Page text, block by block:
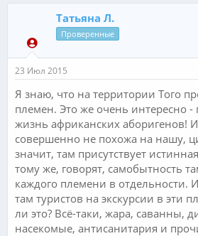
т
е
м
ы
т
а
н
ч
л
а
Татьяна Л.
Проверенные
23 Июл 2015
Я знаю, что на территории Того
племен. Это же очень интересно -
жизнь африканских аборигенов!
совершенно не похожа на нашу,
значит, там присутствует
тому же, говорят, самобытность
каждого племени в отдельности.
там туристов на экскурсии в эти
ли это? Всё-таки, жара, саванны,
насекомые, антисанитария и